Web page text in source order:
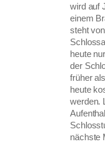
wird auf
einem
steht
heute
der
früher
heute
werden.
nächste